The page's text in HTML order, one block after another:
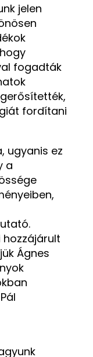
jelen
fogadták
fordítani
ugyanis ez
a
hozzájárult
Ágnes